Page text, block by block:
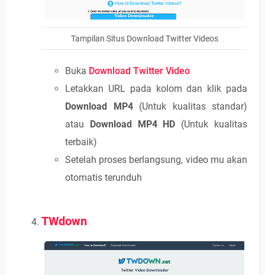
Tampilan Situs Download Twitter Videos
Buka Download Twitter Video
Letakkan URL pada kolom dan klik pada
Download MP4(Untuk kualitas standar)
atau Download MP4 HD (Untuk kualitas
terbaik)
Setelah proses berlangsung, video mu akan
otomatis terunduh
TWdown